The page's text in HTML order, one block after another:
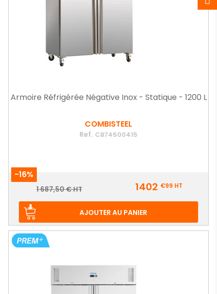
Armoire Réfrigérée Négative Inox - Statique - 1200 L
COMBISTEEL
Ref. CB74500415
-16%
Prix
Prix
1 687,50 € HT 1402 €99 HT
AJOUTER AU PANIER